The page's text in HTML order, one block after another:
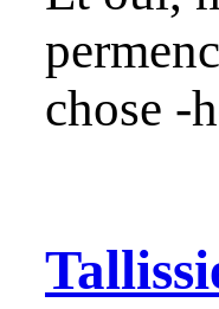
chose -